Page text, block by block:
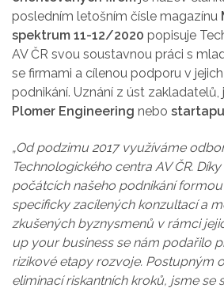
posledním letošním čísle magazínu
spektrum 11-12/2020 popisuje
AV ČR svou soustavnou práci s
se firmami a cílenou podporu v
podnikání. Uznání z úst
Plomer Engineering nebo
„Od podzimu 2017 využíváme
Technologického centra AV ČR.
počátcích našeho podnikání
specificky zacílených konzultací a
zkušených byznysmenů v rámci
up your business se nám podařilo
rizikové etapy rozvoje. Postupným
eliminací riskantních kroků, jsme se